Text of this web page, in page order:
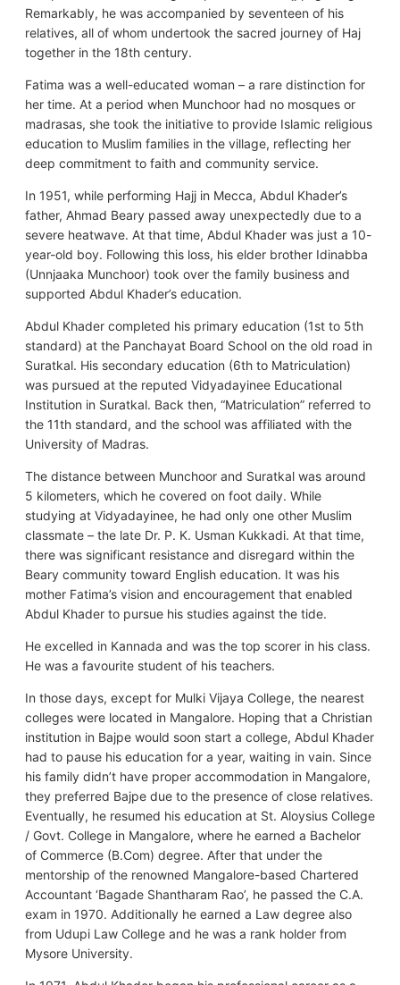
Remarkably, he was accompanied by seventeen of his
relatives, all of whom undertook the sacred journey of Haj
together in the 18th century.
Fatima was a well-educated woman – a rare distinction for
her time. At a period when Munchoor had no mosques or
madrasas, she took the initiative to provide Islamic religious
education to Muslim families in the village, reflecting her
deep commitment to faith and community service.
In 1951, while performing Hajj in Mecca, Abdul Khader’s
father, Ahmad Beary passed away unexpectedly due to a
severe heatwave. At that time, Abdul Khader was just a 10-
year-old boy. Following this loss, his elder brother Idinabba
(Unnjaaka Munchoor) took over the family business and
supported Abdul Khader’s education.
Abdul Khader completed his primary education (1st to 5th
standard) at the Panchayat Board School on the old road in
Suratkal. His secondary education (6th to Matriculation)
was pursued at the reputed Vidyadayinee Educational
Institution in Suratkal. Back then, “Matriculation” referred to
the 11th standard, and the school was affiliated with the
University of Madras.
The distance between Munchoor and Suratkal was around
5 kilometers, which he covered on foot daily. While
studying at Vidyadayinee, he had only one other Muslim
classmate – the late Dr. P. K. Usman Kukkadi. At that time,
there was significant resistance and disregard within the
Beary community toward English education. It was his
mother Fatima’s vision and encouragement that enabled
Abdul Khader to pursue his studies against the tide.
He excelled in Kannada and was the top scorer in his class.
He was a favourite student of his teachers.
In those days, except for Mulki Vijaya College, the nearest
colleges were located in Mangalore. Hoping that a Christian
institution in Bajpe would soon start a college, Abdul Khader
had to pause his education for a year, waiting in vain. Since
his family didn’t have proper accommodation in Mangalore,
they preferred Bajpe due to the presence of close relatives.
Eventually, he resumed his education at St. Aloysius College
/ Govt. College in Mangalore, where he earned a Bachelor
of Commerce (B.Com) degree. After that under the
mentorship of the renowned Mangalore-based Chartered
Accountant ‘Bagade Shantharam Rao’, he passed the C.A.
exam in 1970. Additionally he earned a Law degree also
from Udupi Law College and he was a rank holder from
Mysore University.